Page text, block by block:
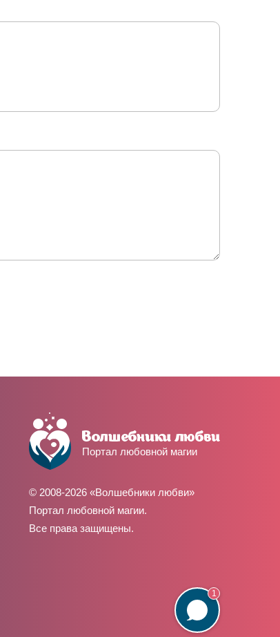
1
Портал любовной магии
© 2008-2026 «Волшебники любви»
Портал любовной магии.
Все права защищены.